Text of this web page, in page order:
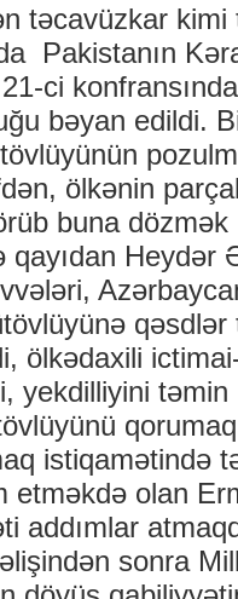
təcavüzkar kimi
Pakistanın
ci
bəyan edildi.
ölkənin
buna
qayıdan
ölkədaxili
yekdilliyini
istiqamətində
etməkdə olan
addımlar
sonra